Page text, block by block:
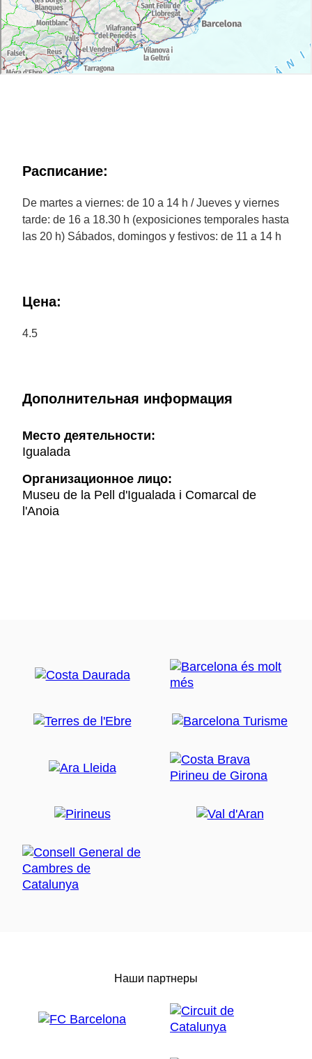
Расписание:
De martes a viernes: de 10 a 14 h / Jueves y viernes
tarde: de 16 a 18.30 h (exposiciones temporales hasta
las 20 h) Sábados, domingos y festivos: de 11 a 14 h
Цена:
4.5
Дополнительная информация
Mесто деятельности:
Igualada
Организационное лицо:
Museu de la Pell d'Igualada i Comarcal de
l'Anoia
Наши партнеры